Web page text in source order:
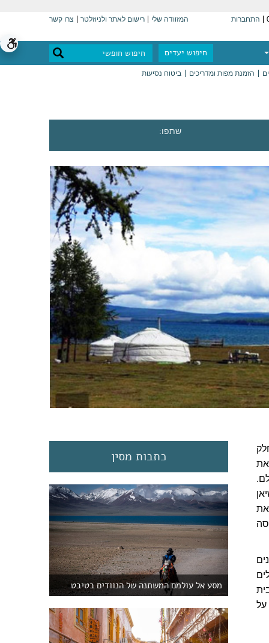
התחברות המזוודה שלי רישום לאתר ולניוזלטר צרו קשר
חיפוש יעדים
הזמנת מפות ומדריכים ביטוח נסיעות
שתפו:
את
את
על
כתבות מסין
מסע אל עולמם המשתנה של הנוודים בטיבט